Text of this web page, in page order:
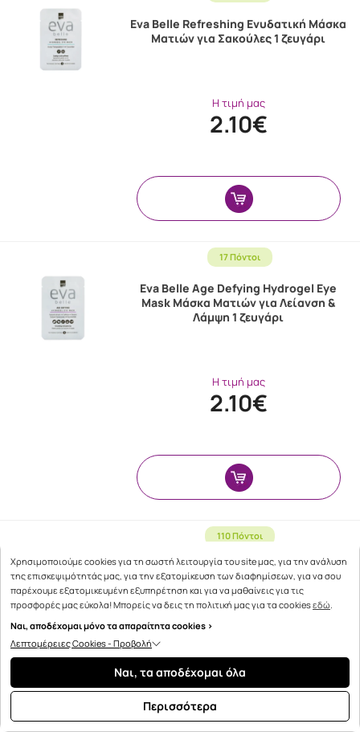
Eva Belle Refreshing Ενυδατική Μάσκα
Ματιών για Σακούλες 1 ζευγάρι
Η τιμή μας
2.10€
17 Πόντοι
Eva Belle Age Defying Hydrogel Eye
Mask Μάσκα Ματιών για Λείανση &
Λάμψη 1 ζευγάρι
Η τιμή μας
2.10€
110 Πόντοι
Panthenol Extra Triple Defense
Ενυδατική & Αντιγηραντική Κρέμα
Ματιών κατά των Μαύρων Κύκλ …
Η τιμή μας
13.60€
Χρησιμοποιούμε cookies για τη σωστή λειτουργία του site μας, για την ανάλυση
της επισκεψιμότητάς μας, για την εξατομίκευση των διαφημίσεων, για να σου
παρέχουμε εξατομικευμένη εξυπηρέτηση και για να μαθαίνεις για τις
προσφορές μας εύκολα! Μπορείς να δεις τη πολιτική μας για τα cookiesεδώ.
Ναι, αποδέχομαι μόνο τα απαραίτητα cookies >
Λεπτομέρειες Cookies - Προβολή
Ναι, τα αποδέχομαι όλα
Περισσότερα